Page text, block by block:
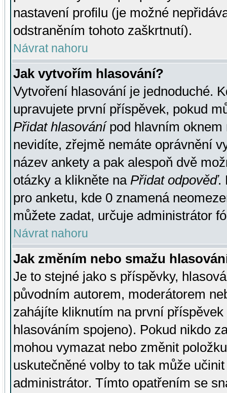
nastavení profilu (je možné
odstraněním tohoto zaškrtnutí).
Návrat nahoru
Jak vytvořím hlasování?
Vytvoření hlasování je jednoduché.
upravujete první příspěvek, pokud
Přidat hlasovánípod hlavním oknem
nevidíte, zřejmě nemáte oprávnění
název ankety a pak alespoň dvě
otázky a klikněte na Přidat odpověď.
pro anketu, kde 0 znamená
můžete zadat, určuje administrátor
Návrat nahoru
Jak změním nebo smažu
Je to stejné jako s příspěvky,
původním autorem, moderátorem
zahájíte kliknutím na první
hlasováním spojeno). Pokud nikdo
mohou vymazat nebo změnit
uskutečněné volby to tak může
administrátor. Tímto opatřením se